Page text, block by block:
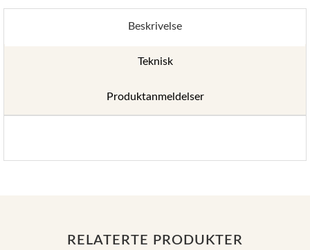
Beskrivelse
Teknisk
Produktanmeldelser
RELATERTE PRODUKTER